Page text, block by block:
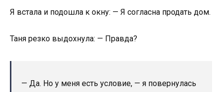
Я встала и подошла к окну: — Я согласна продать дом.
Таня резко выдохнула: — Правда?
— Да. Но у меня есть условие, — я повернулась